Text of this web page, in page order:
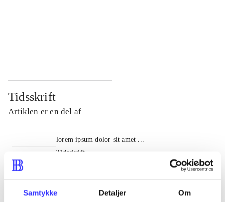
Samtykke Detaljer Om
Tidsskrift
Artiklen er en del af
lorem ipsum dolor sit amet ...
Tidsskrift
Artiklerne i